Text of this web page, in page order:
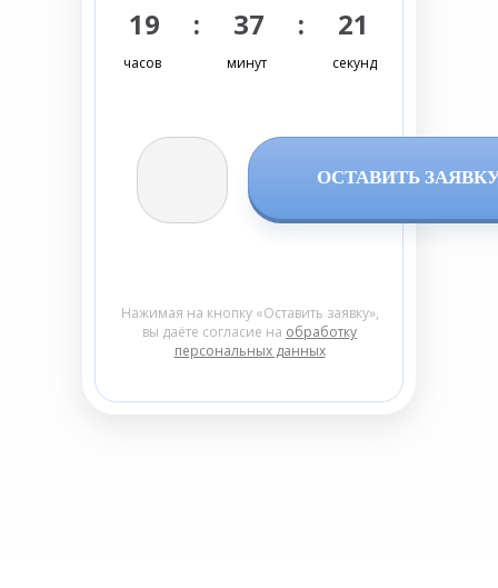
19 : 37 : 20
ОСТАВИТЬ
Нажимая на кнопку «Оставить заявку»,
вы даёте согласие на обработку
персональных данных
секунд
минут
часов